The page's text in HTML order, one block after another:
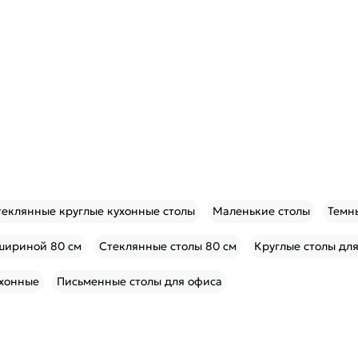
круглые кухонные столы Маленькие столы
80 см Стеклянные столы 80 см Круглые столы
Письменные столы для офиса